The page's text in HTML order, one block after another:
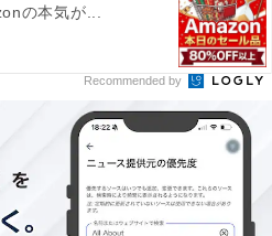
外のビーチリゾートが人気で
たいという人がいる一方で、
というコメントも。「まった
そろそろ宿泊を兼ねて東京か
」といった意見も寄せられま
の本気が...
Recommended by